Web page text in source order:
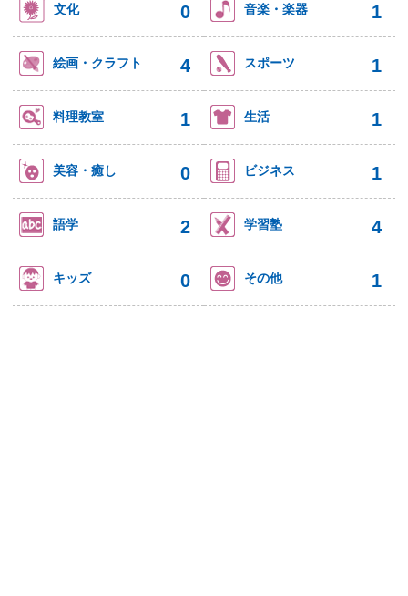
文化 0 音楽・楽器 1
絵画・クラフト 4 スポーツ 1
料理教室 1 生活 1
美容・癒し 0 ビジネス 1
語学 2 学習塾 4
キッズ 0 その他 1